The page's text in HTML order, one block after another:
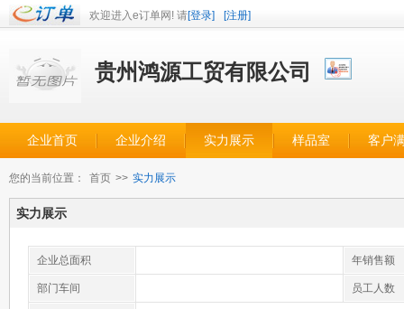
欢迎进入e订单网! 请[登录] [注册]
贵州鸿源工贸有限公司
企业首页 企业介绍 实力展示 样品室 客户
您的当前位置： 首页 >> 实力展示
实力展示
企业总面积 年销售额
部门车间 员工人数